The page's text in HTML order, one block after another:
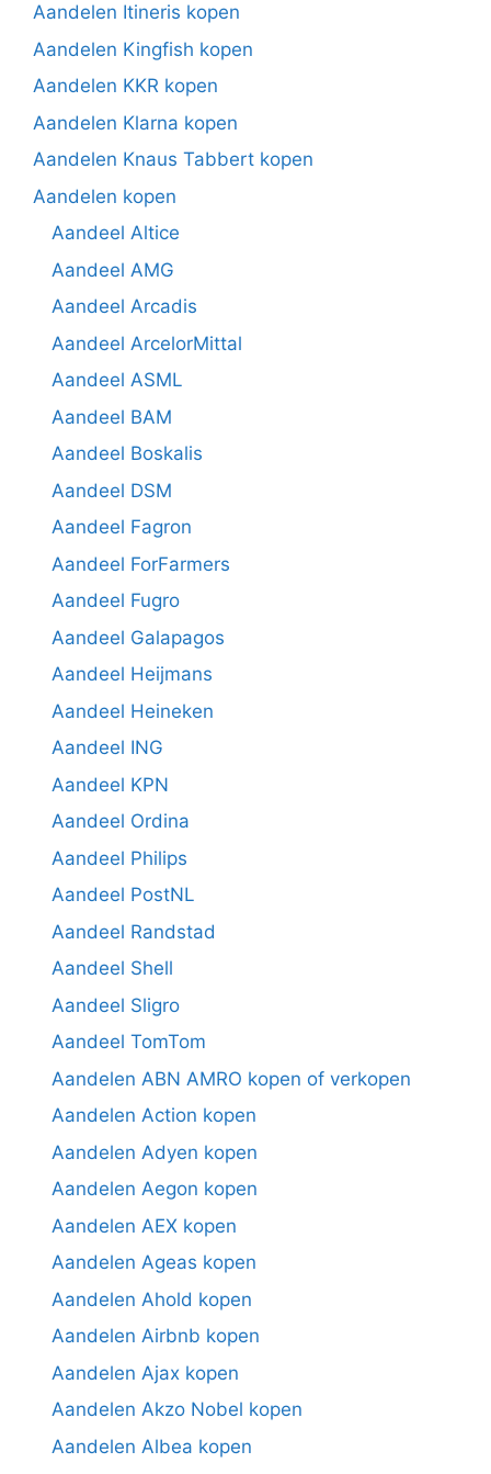
Aandelen Itineris kopen
Aandelen Kingfish kopen
Aandelen KKR kopen
Aandelen Klarna kopen
Aandelen Knaus Tabbert kopen
Aandelen kopen
Aandeel Altice
Aandeel AMG
Aandeel Arcadis
Aandeel ArcelorMittal
Aandeel ASML
Aandeel BAM
Aandeel Boskalis
Aandeel DSM
Aandeel Fagron
Aandeel ForFarmers
Aandeel Fugro
Aandeel Galapagos
Aandeel Heijmans
Aandeel Heineken
Aandeel ING
Aandeel KPN
Aandeel Ordina
Aandeel Philips
Aandeel PostNL
Aandeel Randstad
Aandeel Shell
Aandeel Sligro
Aandeel TomTom
Aandelen ABN AMRO kopen of verkopen
Aandelen Action kopen
Aandelen Adyen kopen
Aandelen Aegon kopen
Aandelen AEX kopen
Aandelen Ageas kopen
Aandelen Ahold kopen
Aandelen Airbnb kopen
Aandelen Ajax kopen
Aandelen Akzo Nobel kopen
Aandelen Albea kopen